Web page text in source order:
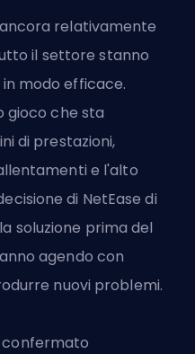
relativamente
il settore stanno
modo efficace.
gioco che sta
di prestazioni,
e l'alto
di NetEase di
soluzione prima del
agendo con
nuovi problemi.
confermato